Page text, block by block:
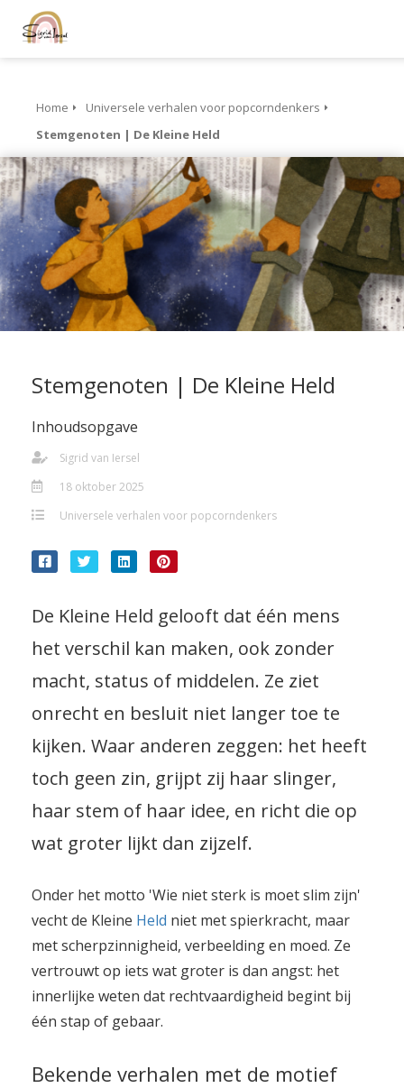
Home
Universele verhalen voor popcorndenkers
Stemgenoten | De Kleine Held
Stemgenoten | De Kleine Held
Inhoudsopgave
Sigrid van Iersel
18 oktober 2025
Universele verhalen voor popcorndenkers
De Kleine Held gelooft dat één mens
het verschil kan maken, ook zonder
macht, status of middelen. Ze ziet
onrecht en besluit niet langer toe te
kijken. Waar anderen zeggen: het heeft
toch geen zin, grijpt zij haar slinger,
haar stem of haar idee, en richt die op
wat groter lijkt dan zijzelf.
Onder het motto 'Wie niet sterk is moet slim zijn'
vecht de Kleine Held niet met spierkracht, maar
met scherpzinnigheid, verbeelding en moed. Ze
vertrouwt op iets wat groter is dan angst: het
innerlijke weten dat rechtvaardigheid begint bij
één stap of gebaar.
Bekende verhalen met de motief